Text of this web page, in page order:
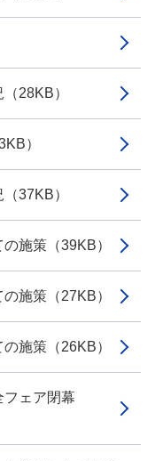
28KB）
）
37KB）
施策（39KB）
施策（27KB）
施策（26KB）
ェア閉幕